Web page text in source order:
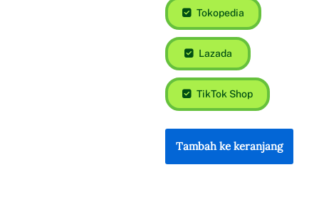
Tokopedia
Lazada
TikTok Shop
Tambah ke keranjang